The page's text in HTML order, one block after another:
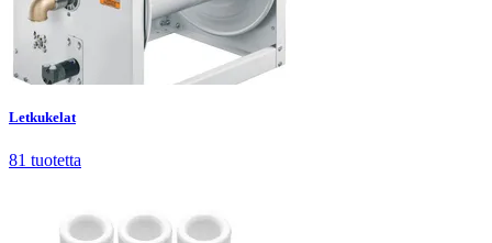
Letkukelat
Letkukelat
81 tuotetta